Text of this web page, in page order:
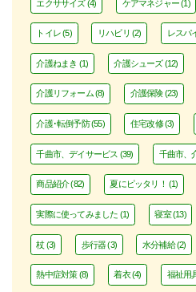
エクササイズ(4) ケアマネジャー(1)
トイレ(5) リハビリ (2) レスパ
介護ねまき (1) 介護シューズ(12)
介護リフォーム(8) 介護保険(23)
介護･転倒予防(55) 住宅改修(3)
千曲市、デイサービス (39) 千曲市、
商品紹介(82) 夏にピッタリ！ (1)
実際に使ってみました (1) 寝室(13)
杖(3) 歩行器(3) 水分補給(2)
熱中症対策(8) 着衣(4) 福祉用